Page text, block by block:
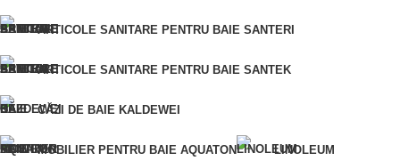
ARTICOLE SANITARE PENTRU BAIE SANTERI
ARTICOLE SANITARE PENTRU BAIE SANTEK
CĂZI DE BAIE KALDEWEI
MOBILIER PENTRU BAIE AQUATON LINOLEUM
dumneavoastră de telefon și vă vom contacta pentru a clarifica
detaliile comenzii.